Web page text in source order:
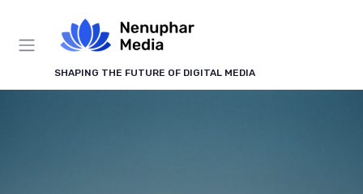
SHAPING THE FUTURE OF DIGITAL MEDIA